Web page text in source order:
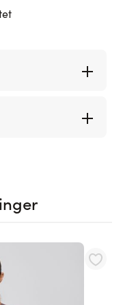
is possible